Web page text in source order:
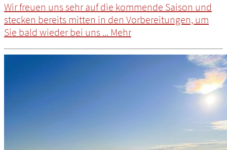
Wir freuen uns sehr auf die kommende Saison und
stecken bereits mitten in den Vorbereitungen, um
Sie bald wieder bei uns ... Mehr